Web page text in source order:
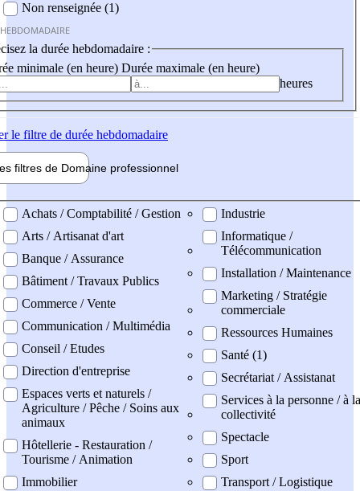
Non renseignée (1)
la durée hebdomadaire :
minimale (en heure) Durée maximale (en heure)
heures
le filtre de durée hebdomadaire
filtres de Domaine professionnel
professionel
Achats / Comptabilité / Gestion
Arts / Artisanat d'art
Banque / Assurance
Bâtiment / Travaux Publics
Commerce / Vente
Communication / Multimédia
Conseil / Etudes
Direction d'entreprise
Espaces verts et naturels /
Agriculture / Pêche / Soins aux
animaux
Hôtellerie - Restauration /
Tourisme / Animation
Immobilier
Industrie
Informatique /
Télécommunication
Installation / Maintenance
Marketing / Stratégie
commerciale
Ressources Humaines
Santé (1)
Secrétariat / Assistanat
Services à la personne / à la
collectivité
Spectacle
Sport
Transport / Logistique